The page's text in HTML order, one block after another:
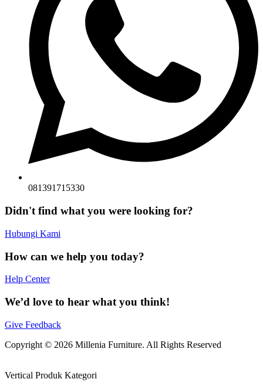
081391715330
Didn't find what you were looking for?
Hubungi Kami
How can we help you today?
Help Center
We’d love to hear what you think!
Give Feedback
Copyright © 2026 Millenia Furniture. All Rights Reserved
Vertical Produk Kategori